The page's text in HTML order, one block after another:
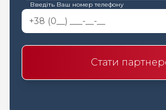
Введіть Ваш номер телефону
Стати